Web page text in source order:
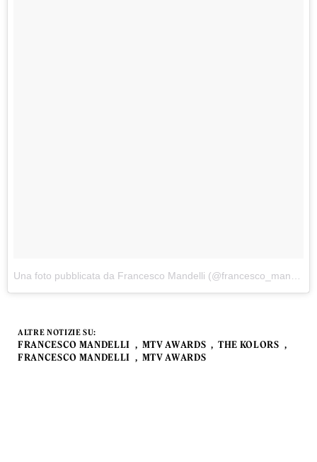
ALTRE NOTIZIE SU:
FRANCESCO MANDELLI MTV AWARDS
THE KOLORS
FRANCESCO MANDELLI
MTV AWARDS